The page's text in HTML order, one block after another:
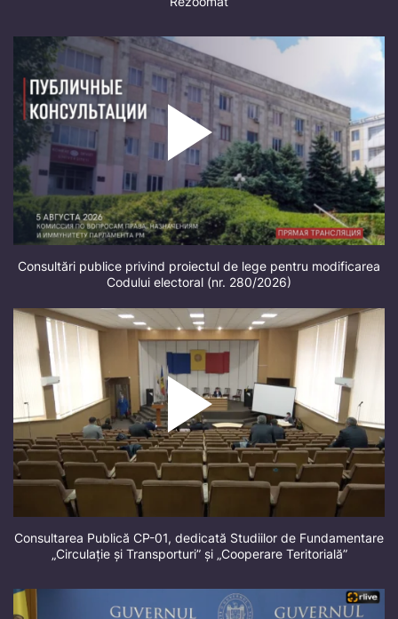
Consultări publice privind proiectul de lege pentru modificarea
Codului electoral (nr. 280/2026)
Consultarea Publică CP-01, dedicată Studiilor de Fundamentare
„Circulație și Transporturi” și „Cooperare Teritorială”